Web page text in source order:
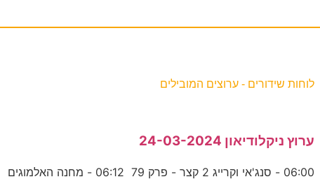
לוחות שידורים - ערוצים המובילים
ערוץ ניקלודיאון 24-03-2024
06:00 - סנג'אי וקרייג 2 קצר - פרק 79 06:12 - מחנה האלמוגים